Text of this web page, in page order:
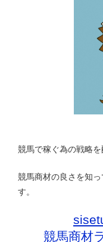
競馬で稼ぐ為の戦略を
競馬商材の良さを知
す。
競馬商材